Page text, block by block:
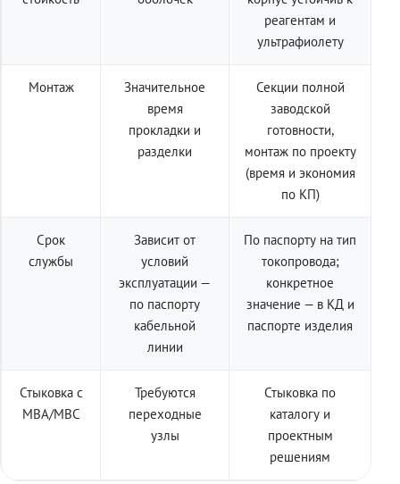
реагентам и
ультрафиолету
Монтаж
Значительное
время
прокладки и
разделки
Секции полной
заводской
готовности,
монтаж по проекту
(время и экономия
по КП)
Срок
службы
Зависит от
условий
эксплуатации —
по паспорту
кабельной
линии
По паспорту на тип
токопровода;
конкретное
значение — в КД и
паспорте изделия
Стыковка с
МВА/МВС
Требуются
переходные
узлы
Стыковка по
каталогу и
проектным
решениям